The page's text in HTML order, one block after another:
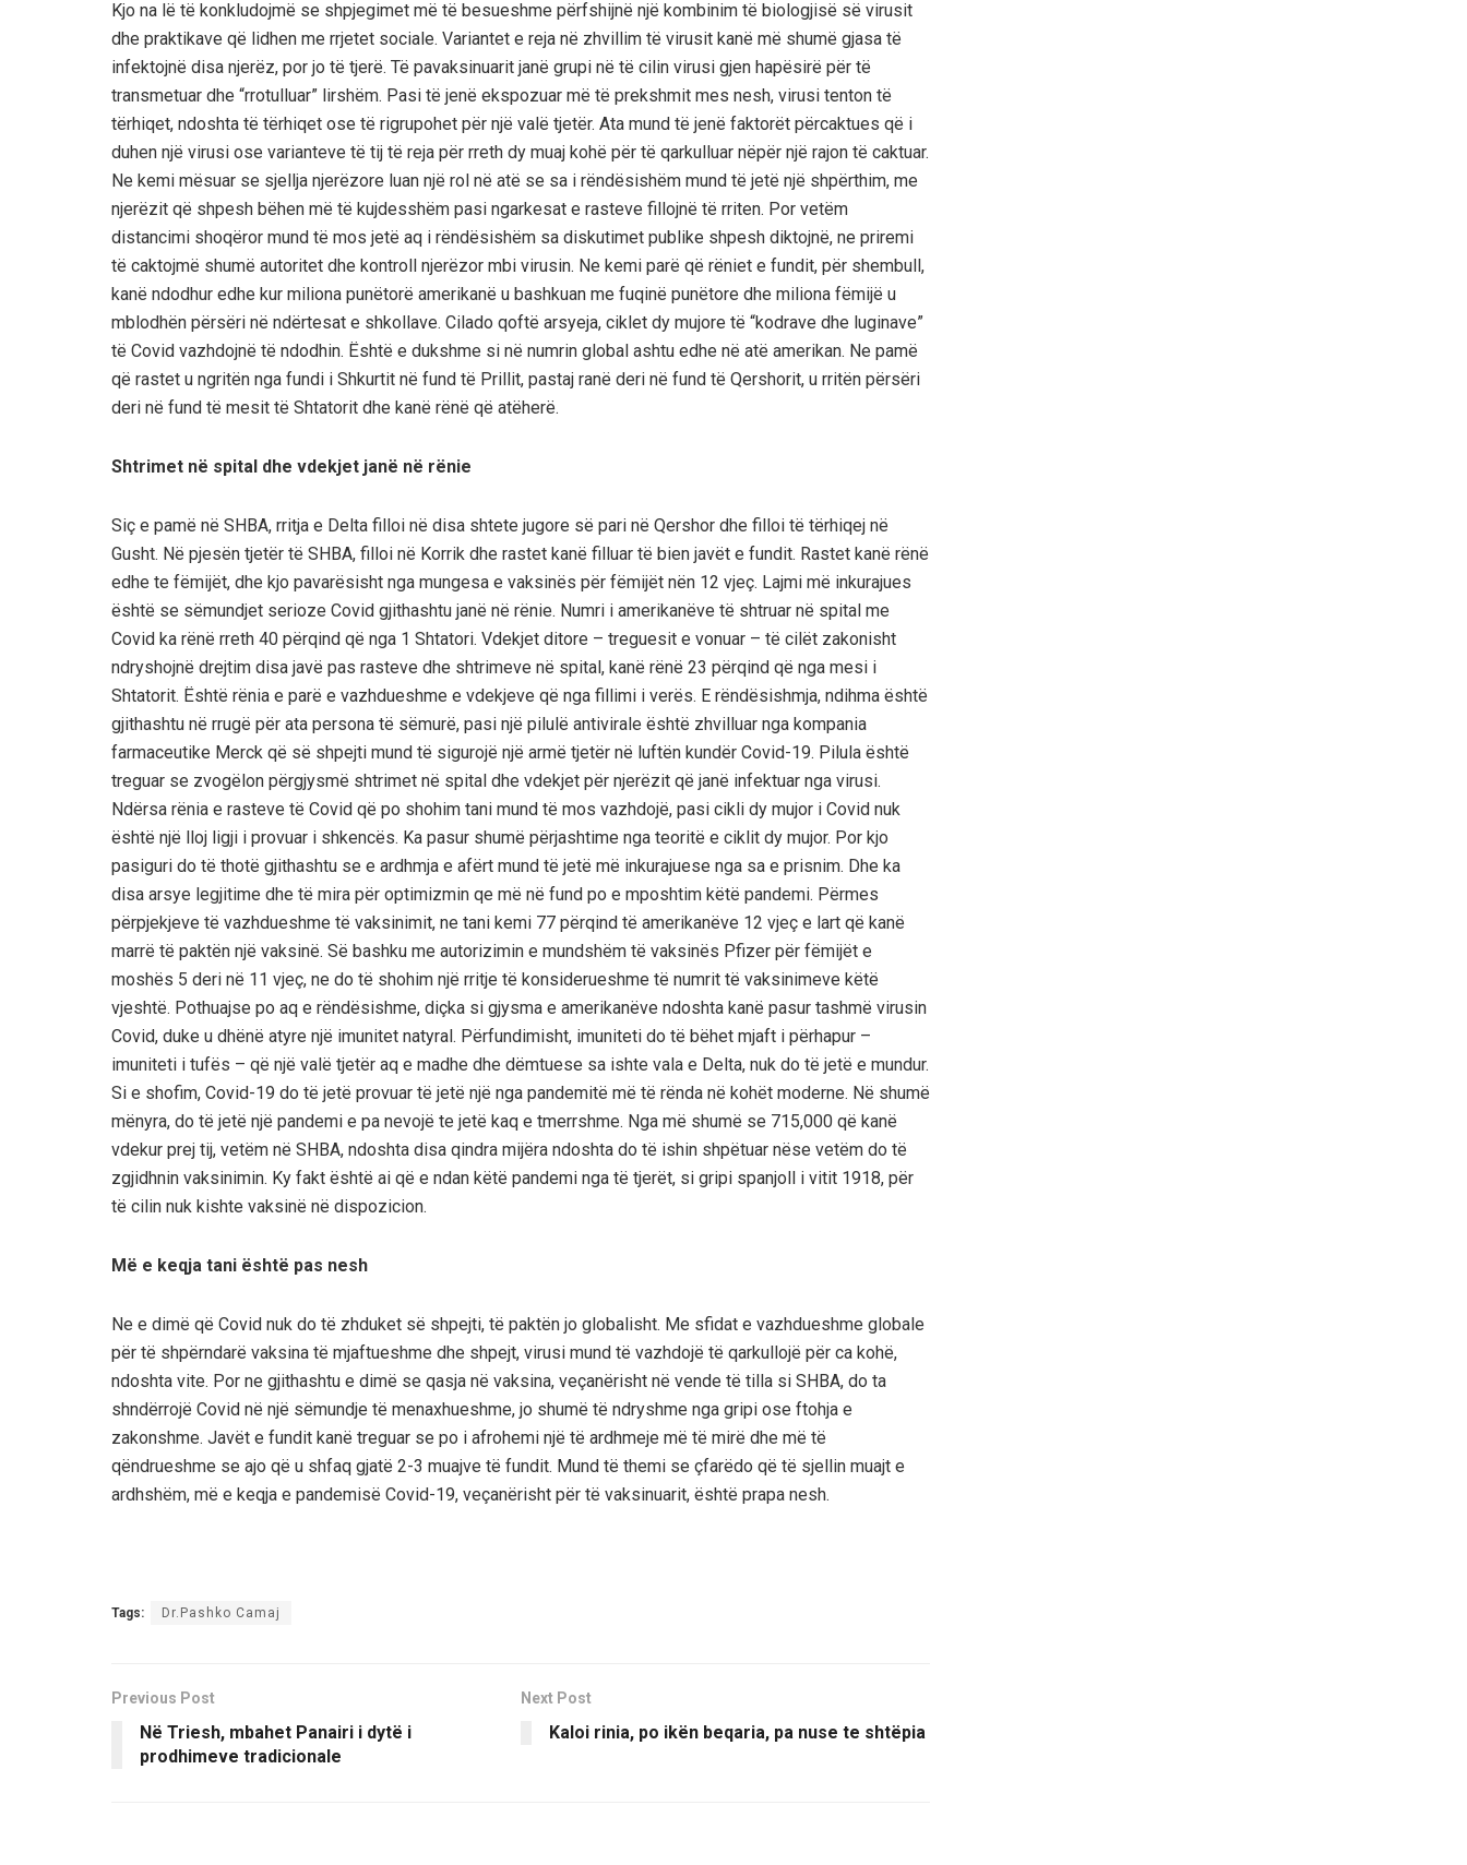
Kjo na lë të konkludojmë se shpjegimet më të besueshme përfshijnë një kombinim të biologjisë së virusit
dhe praktikave që lidhen me rrjetet sociale. Variantet e reja në zhvillim të virusit kanë më shumë gjasa të
infektojnë disa njerëz, por jo të tjerë. Të pavaksinuarit janë grupi në të cilin virusi gjen hapësirë ​​për të
transmetuar dhe “rrotulluar” lirshëm. Pasi të jenë ekspozuar më të prekshmit mes nesh, virusi tenton të
tërhiqet, ndoshta të tërhiqet ose të rigrupohet për një valë tjetër. Ata mund të jenë faktorët përcaktues që i
duhen një virusi ose varianteve të tij të reja për rreth dy muaj kohë për të qarkulluar nëpër një rajon të caktuar.
Ne kemi mësuar se sjellja njerëzore luan një rol në atë se sa i rëndësishëm mund të jetë një shpërthim, me
njerëzit që shpesh bëhen më të kujdesshëm pasi ngarkesat e rasteve fillojnë të rriten. Por vetëm
distancimi shoqëror mund të mos jetë aq i rëndësishëm sa diskutimet publike shpesh diktojnë, ne priremi
të caktojmë shumë autoritet dhe kontroll njerëzor mbi virusin. Ne kemi parë që rëniet e fundit, për shembull,
kanë ndodhur edhe kur miliona punëtorë amerikanë u bashkuan me fuqinë punëtore dhe miliona fëmijë u
mblodhën përsëri në ndërtesat e shkollave. Cilado qoftë arsyeja, ciklet dy mujore të “kodrave dhe luginave”
të Covid vazhdojnë të ndodhin. Është e dukshme si në numrin global ashtu edhe në atë amerikan. Ne pamë
që rastet u ngritën nga fundi i Shkurtit në fund të Prillit, pastaj ranë deri në fund të Qershorit, u rritën përsëri
deri në fund të mesit të Shtatorit dhe kanë rënë që atëherë.
Shtrimet në spital dhe vdekjet janë në rënie
Siç e pamë në SHBA, rritja e Delta filloi në disa shtete jugore së pari në Qershor dhe filloi të tërhiqej në
Gusht. Në pjesën tjetër të SHBA, filloi në Korrik dhe rastet kanë filluar të bien javët e fundit. Rastet kanë rënë
edhe te fëmijët, dhe kjo pavarësisht nga mungesa e vaksinës për fëmijët nën 12 vjeç. Lajmi më inkurajues
është se sëmundjet serioze Covid gjithashtu janë në rënie. Numri i amerikanëve të shtruar në spital me
Covid ka rënë rreth 40 përqind që nga 1 Shtatori. Vdekjet ditore – treguesit e vonuar – të cilët zakonisht
ndryshojnë drejtim disa javë pas rasteve dhe shtrimeve në spital, kanë rënë 23 përqind që nga mesi i
Shtatorit. Është rënia e parë e vazhdueshme e vdekjeve që nga fillimi i verës. E rëndësishmja, ndihma është
gjithashtu në rrugë për ata persona të sëmurë, pasi një pilulë antivirale është zhvilluar nga kompania
farmaceutike Merck që së shpejti mund të sigurojë një armë tjetër në luftën kundër Covid-19. Pilula është
treguar se zvogëlon përgjysmë shtrimet në spital dhe vdekjet për njerëzit që janë infektuar nga virusi.
Ndërsa rënia e rasteve të Covid që po shohim tani mund të mos vazhdojë, pasi cikli dy mujor i Covid nuk
është një lloj ligji i provuar i shkencës. Ka pasur shumë përjashtime nga teoritë e ciklit dy mujor. Por kjo
pasiguri do të thotë gjithashtu se e ardhmja e afërt mund të jetë më inkurajuese nga sa e prisnim. Dhe ka
disa arsye legjitime dhe të mira për optimizmin qe më në fund po e mposhtim këtë pandemi. Përmes
përpjekjeve të vazhdueshme të vaksinimit, ne tani kemi 77 përqind të amerikanëve 12 vjeç e lart që kanë
marrë të paktën një vaksinë. Së bashku me autorizimin e mundshëm të vaksinës Pfizer për fëmijët e
moshës 5 deri në 11 vjeç, ne do të shohim një rritje të konsiderueshme të numrit të vaksinimeve këtë
vjeshtë. Pothuajse po aq e rëndësishme, diçka si gjysma e amerikanëve ndoshta kanë pasur tashmë virusin
Covid, duke u dhënë atyre një imunitet natyral. Përfundimisht, imuniteti do të bëhet mjaft i përhapur –
imuniteti i tufës – që një valë tjetër aq e madhe dhe dëmtuese sa ishte vala e Delta, nuk do të jetë e mundur.
Si e shofim, Covid-19 do të jetë provuar të jetë një nga pandemitë më të rënda në kohët moderne. Në shumë
mënyra, do të jetë një pandemi e pa nevojë te jetë kaq e tmerrshme. Nga më shumë se 715,000 që kanë
vdekur prej tij, vetëm në SHBA, ndoshta disa qindra mijëra ndoshta do të ishin shpëtuar nëse vetëm do të
zgjidhnin vaksinimin. Ky fakt është ai që e ndan këtë pandemi nga të tjerët, si gripi spanjoll i vitit 1918, për
të cilin nuk kishte vaksinë në dispozicion.
Më e keqja tani është pas nesh
Ne e dimë që Covid nuk do të zhduket së shpejti, të paktën jo globalisht. Me sfidat e vazhdueshme globale
për të shpërndarë vaksina të mjaftueshme dhe shpejt, virusi mund të vazhdojë të qarkullojë për ca kohë,
ndoshta vite. Por ne gjithashtu e dimë se qasja në vaksina, veçanërisht në vende të tilla si SHBA, do ta
shndërrojë Covid në një sëmundje të menaxhueshme, jo shumë të ndryshme nga gripi ose ftohja e
zakonshme. Javët e fundit kanë treguar se po i afrohemi një të ardhmeje më të mirë dhe më të
qëndrueshme se ajo që u shfaq gjatë 2-3 muajve të fundit. Mund të themi se çfarëdo që të sjellin muajt e
ardhshëm, më e keqja e pandemisë Covid-19, veçanërisht për të vaksinuarit, është prapa nesh.
Tags: Dr.Pashko Camaj
Previous Post
Në Triesh, mbahet Panairi i dytë i
prodhimeve tradicionale
Next Post
Kaloi rinia, po ikën beqaria, pa nuse te shtëpia